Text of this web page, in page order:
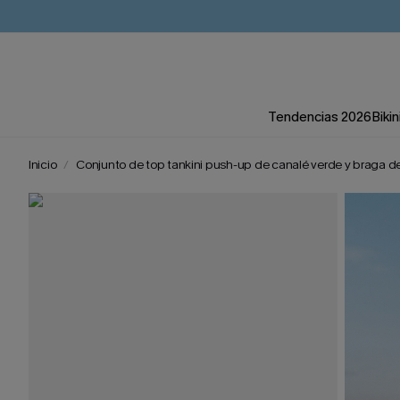
Tendencias 2026
Inicio Conjunto de top tankini push-up de canalé verde y braga